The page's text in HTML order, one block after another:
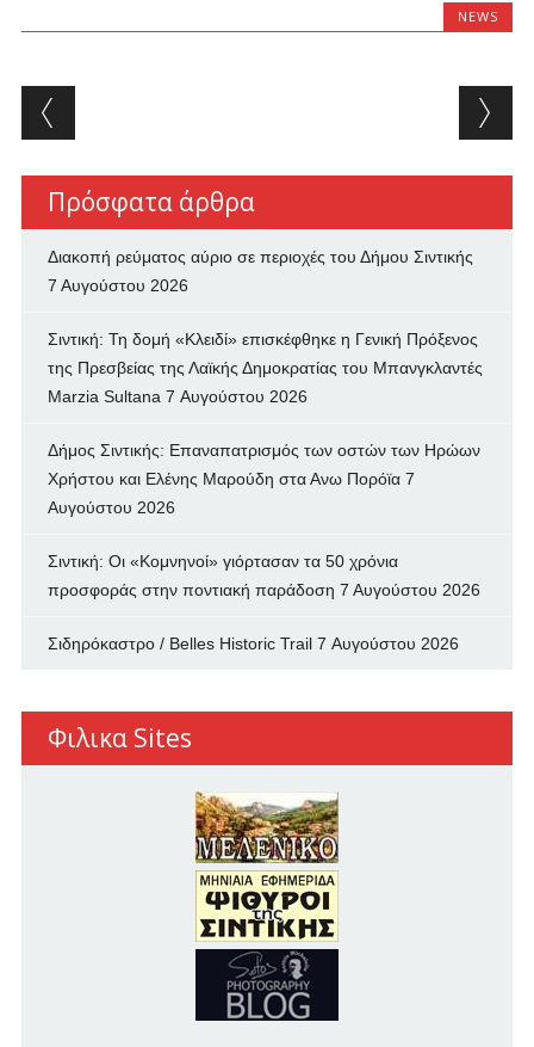
NEWS
Post navigation
Πρόσφατα άρθρα
Διακοπή ρεύματος αύριο σε περιοχές του Δήμου Σιντικής
7 Αυγούστου 2026
Σιντική: Τη δομή «Κλειδί» επισκέφθηκε η Γενική Πρόξενος
της Πρεσβείας της Λαϊκής Δημοκρατίας του Μπανγκλαντές
Marzia Sultana 7 Αυγούστου 2026
Δήμος Σιντικής: Επαναπατρισμός των oστών των Ηρώων
Χρήστου και Ελένης Μαρούδη στα Ανω Πορόϊα 7
Αυγούστου 2026
Σιντική: Οι «Κομνηνοί» γιόρτασαν τα 50 χρόνια
προσφοράς στην ποντιακή παράδοση 7 Αυγούστου 2026
Σιδηρόκαστρο / Belles Historic Trail 7 Αυγούστου 2026
Φιλικα Sites